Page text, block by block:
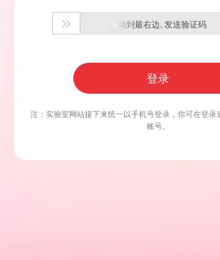
 拖动到最右边, 发送验证码
登录
注：实验室网站接下来统一以手机号登录，你可在登录
账号。